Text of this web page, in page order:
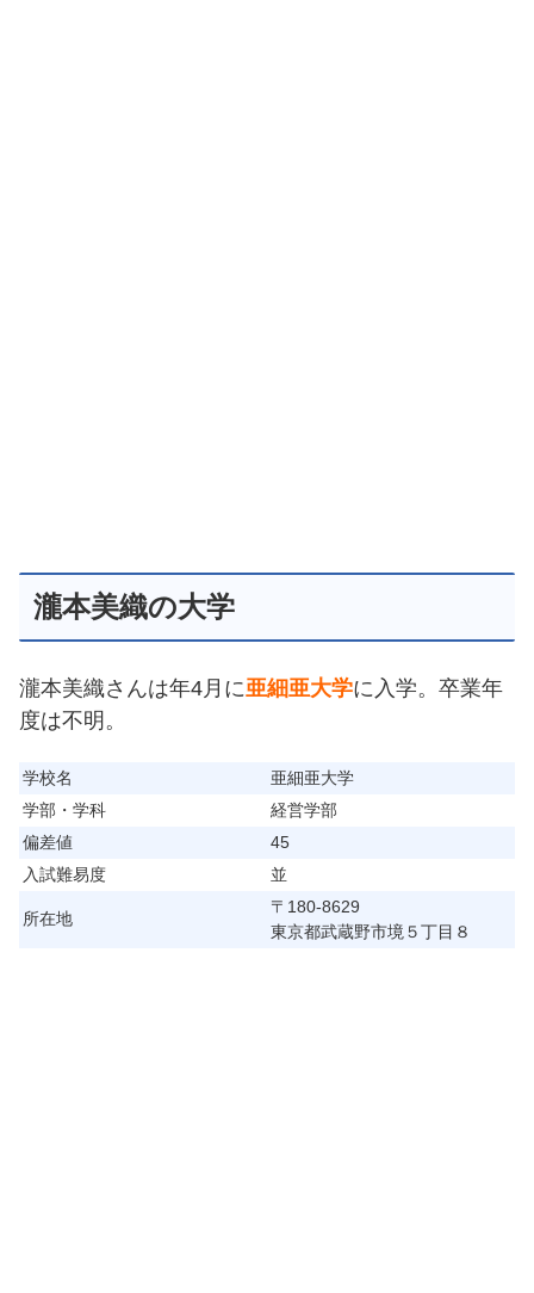
瀧本美織の大学
瀧本美織さんは年4月に亜細亜大学に入学。卒業年
度は不明。
学校名
亜細亜大学
学部・学科
経営学部
偏差値
45
入試難易度
並
所在地
〒180-8629
東京都武蔵野市境５丁目８